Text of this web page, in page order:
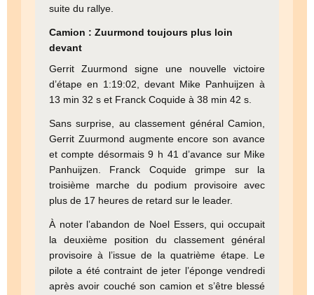
suite du rallye.
Camion : Zuurmond toujours plus loin
devant
Gerrit Zuurmond signe une nouvelle victoire
d’étape en 1:19:02, devant Mike Panhuijzen à
13 min 32 s et Franck Coquide à 38 min 42 s.
Sans surprise, au classement général Camion,
Gerrit Zuurmond augmente encore son avance
et compte désormais 9 h 41 d’avance sur Mike
Panhuijzen. Franck Coquide grimpe sur la
troisième marche du podium provisoire avec
plus de 17 heures de retard sur le leader.
À noter l’abandon de Noel Essers, qui occupait
la deuxième position du classement général
provisoire à l’issue de la quatrième étape. Le
pilote a été contraint de jeter l’éponge vendredi
après avoir couché son camion et s’être blessé